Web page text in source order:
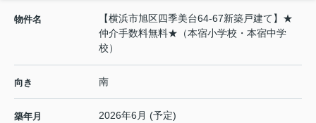
物件名
【横浜市旭区四季美台64-67新築戸建て】★
仲介手数料無料★（本宿小学校・本宿中学
校）
向き 南
築年月 2026年6月 (予定)